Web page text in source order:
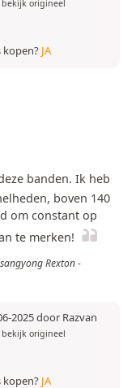
bekijk origineel
kopen? JA
banden. Ik heb
boven 140
om constant op
te merken!
Rexton -
2025 door Razvan
bekijk origineel
kopen? JA